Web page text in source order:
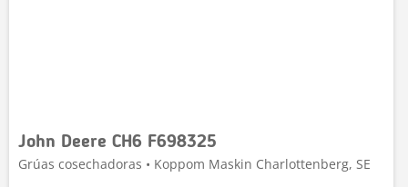
John Deere CH6 F698325
Grúas cosechadoras • Koppom Maskin Charlottenberg, SE